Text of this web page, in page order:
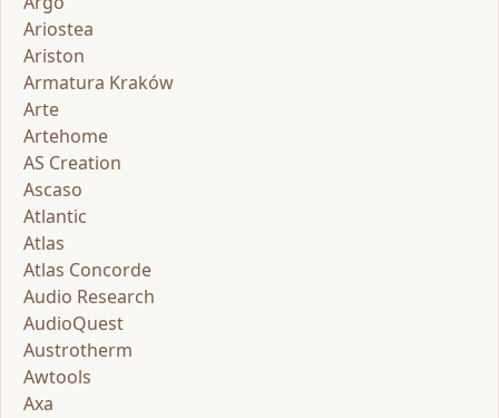
Ariostea
Ariston
Armatura Kraków
Arte
Artehome
AS Creation
Ascaso
Atlantic
Atlas
Atlas Concorde
Audio Research
AudioQuest
Austrotherm
Awtools
Axa